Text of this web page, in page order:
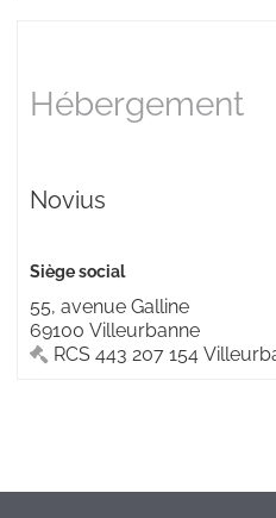
Hébergement
Novius
Siège social
55, avenue Galline
69100 Villeurbanne
RCS 443 207 154